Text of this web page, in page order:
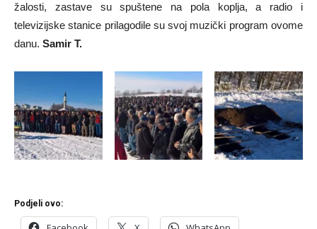
žalosti, zastave su spuštene na pola koplja, a radio i
televizijske stanice prilagodile su svoj muzički program ovome
danu. Samir T.
Podjeli ovo: